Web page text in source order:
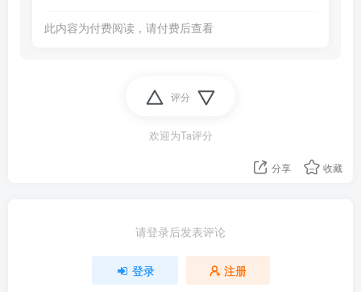
此内容为付费阅读，请付费后查看
评分
欢迎为Ta评分
分享 收藏
请登录后发表评论
登录 注册